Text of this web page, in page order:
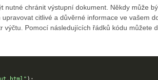
nutné chránit výstupní dokument. Někdy může
citlivé a důvěrné informace ve vašem
výčtu. Pomocí následujících řádků kódu můžete